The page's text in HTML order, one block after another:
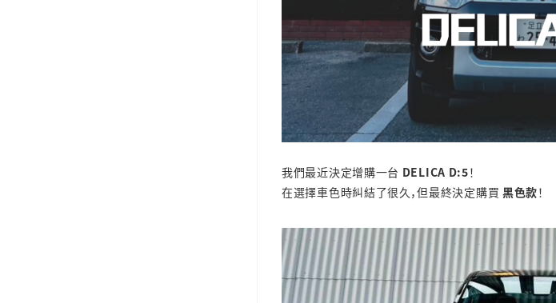
我們最近決定增購一台 DELICA D:5！
在選擇車色時糾結了很久，但最終決定購買 黑色款！